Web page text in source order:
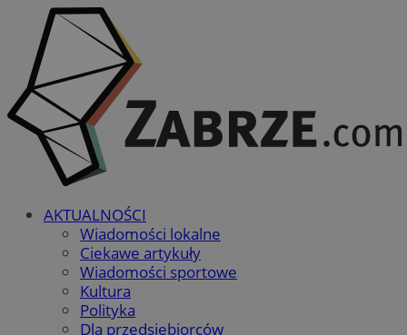
AKTUALNOŚCI
Wiadomości lokalne
Ciekawe artykuły
Wiadomości sportowe
Kultura
Polityka
Dla przedsiębiorców